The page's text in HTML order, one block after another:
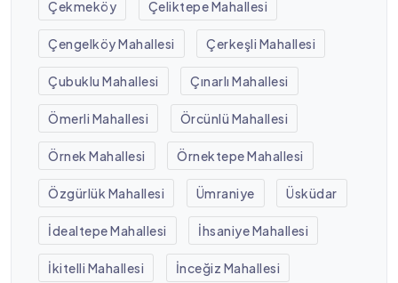
Çekmeköy Çeliktepe Mahallesi
Çengelköy Mahallesi Çerkeşli Mahallesi
Çubuklu Mahallesi Çınarlı Mahallesi
Ömerli Mahallesi Örcünlü Mahallesi
Örnek Mahallesi Örnektepe Mahallesi
Özgürlük Mahallesi Ümraniye Üsküdar
İdealtepe Mahallesi İhsaniye Mahallesi
İkitelli Mahallesi İnceğiz Mahallesi